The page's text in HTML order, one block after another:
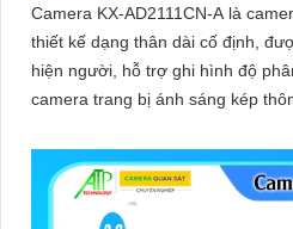
Camera KX-AD2111CN-A là
thiết kế dạng thân dài cố định,
hiện người, hỗ trợ ghi hình độ
camera trang bị ánh sáng kép
đêm, giúp giám sát bảo vệ an
hoạt